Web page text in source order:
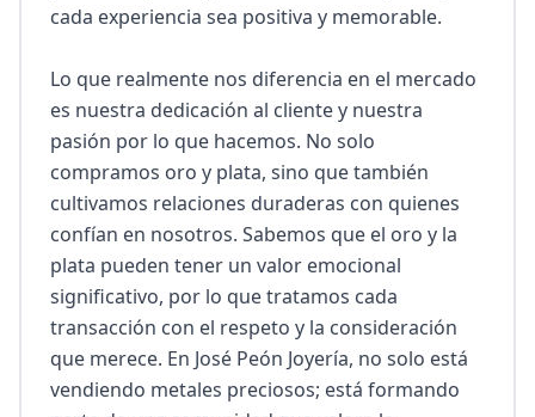
cada experiencia sea positiva y memorable.
Lo que realmente nos diferencia en el mercado
es nuestra dedicación al cliente y nuestra
pasión por lo que hacemos. No solo
compramos oro y plata, sino que también
cultivamos relaciones duraderas con quienes
confían en nosotros. Sabemos que el oro y la
plata pueden tener un valor emocional
significativo, por lo que tratamos cada
transacción con el respeto y la consideración
que merece. En José Peón Joyería, no solo está
vendiendo metales preciosos; está formando